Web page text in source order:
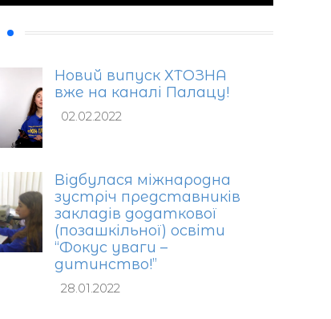
Новий випуск ХТОЗНА
вже на каналі Палацу!
02.02.2022
Відбулася міжнародна
зустріч представників
закладів додаткової
(позашкільної) освіти
“Фокус уваги –
дитинство!”
28.01.2022